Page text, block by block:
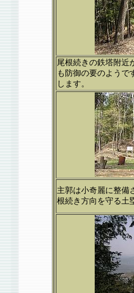
尾根続きの鉄塔附
も防御の要のようで
します。
主郭は小奇麗に整備
根続き方向を守る土